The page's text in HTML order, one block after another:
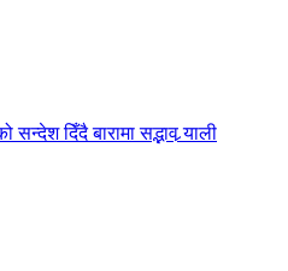
दिँदै बारामा सद्भाव र्‍याली